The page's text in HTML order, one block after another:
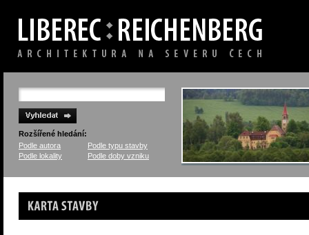
Rozšířené hledání:
Podle autora
Podle typu stavby
Podle lokality
Podle doby vzniku
Karta stavby